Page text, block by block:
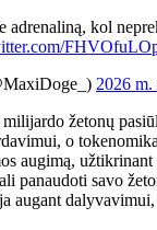
adrenaliną, kol
2026 m.
žetonų
o
augimą, užtikrinant
panaudoti savo
augant